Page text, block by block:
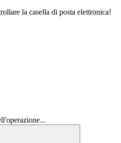
la casella di posta elettronica!